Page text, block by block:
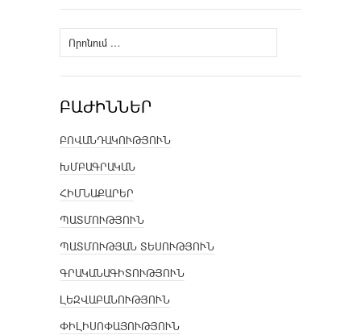
Որոնել՝
ԲԱԺԻՆՆԵՐ
ԲՈՎԱՆԴԱԿՈՒԹՅՈՒՆ
ԽՄԲԱԳՐԱԿԱՆ
ՀԻՄՆԱՔԱՐԵՐ
ՊԱՏՄՈՒԹՅՈՒՆ
ՊԱՏՄՈՒԹՅԱՆ ՏԵՍՈՒԹՅՈՒՆ
ԳՐԱԿԱՆԱԳԻՏՈՒԹՅՈՒՆ
ԼԵԶՎԱԲԱՆՈՒԹՅՈՒՆ
ՓԻԼԻՍՈՓԱՅՈՒԹՅՈՒՆ